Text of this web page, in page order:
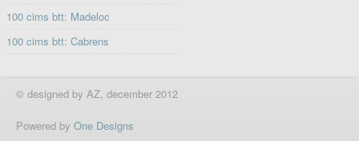
100 cims btt: Madeloc
100 cims btt: Cabrens
© designed by AZ, december 2012
Powered by One Designs